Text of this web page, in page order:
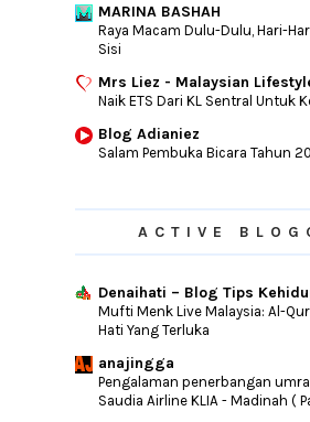
MARINA BASHAH
Raya Macam Dulu-Dulu, Hari-
Sisi
Mrs Liez - Malaysian
Naik ETS Dari KL Sentral Untuk
Blog Adianiez
Salam Pembuka Bicara Tahun
ACTIVE
Denaihati – Blog Tips
Mufti Menk Live Malaysia: Al-
Hati Yang Terluka
anajingga
Pengalaman penerbangan
Saudia Airline KLIA - Madinah (